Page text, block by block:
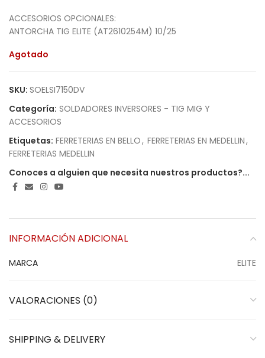
ACCESORIOS OPCIONALES:
ANTORCHA TIG ELITE (AT2610254M) 10/25
Agotado
SKU: SOELSI7150DV
Categoría: SOLDADORES INVERSORES - TIG MIG Y
ACCESORIOS
Etiquetas: FERRETERIAS EN BELLO, FERRETERIAS EN MEDELLIN,
FERRETERIAS MEDELLIN
Conoces a alguien que necesita nuestros productos?...
INFORMACIÓN ADICIONAL
MARCA ELITE
VALORACIONES (0)
SHIPPING & DELIVERY